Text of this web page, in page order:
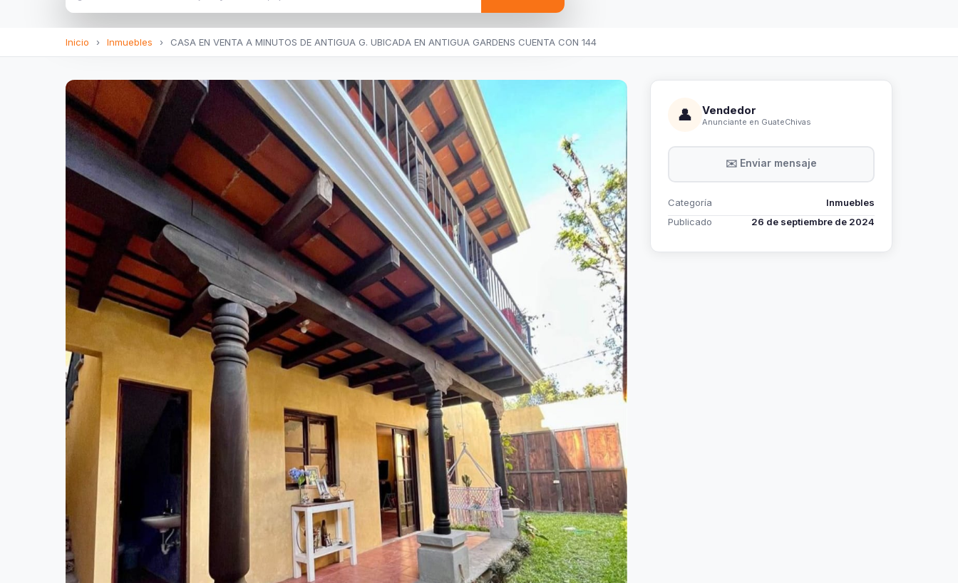
Inicio › Inmuebles › CASA EN VENTA A MINUTOS DE ANTIGUA G. UBICADA EN ANTIGUA GARDENS CUENTA CON 144
👤 Vendedor
Anunciante en GuateChivas
✉️ Enviar mensaje
Categoría
Inmuebles
Publicado
26 de septiembre de 2024